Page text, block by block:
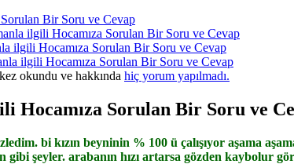
Bir Soru ve Cevap
ilgili Hocamıza Sorulan Bir Soru ve Cevap
ilgili Hocamıza Sorulan Bir Soru ve Cevap
ilgili Hocamıza Sorulan Bir Soru ve Cevap
okundu ve hakkında hiç yorum yapılmadı.
Hocamıza Sorulan Bir Soru ve
bi kızın beyninin % 100 ü çalışıyor aşama
gibi şeyler. arabanın hızı artarsa gözden kaybolur